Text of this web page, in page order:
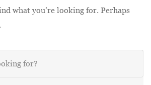
what you’re looking for. Perhaps